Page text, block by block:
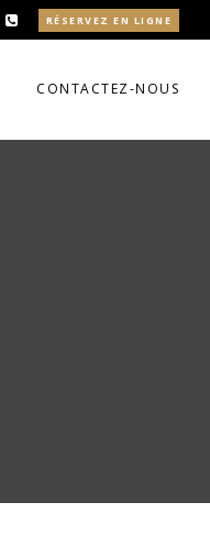
RÉSERVEZ EN LIGNE
CONTACTEZ-NOUS